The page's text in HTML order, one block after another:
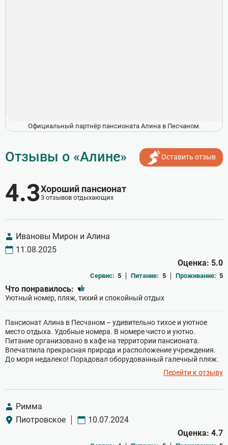
Официальный партнёр пансионата Алина в Песчаном.
Отзывы о «Алине» Оставить отзыв
4.3Хороший пансионат
3 отзывов отдыхающих
Ивановы Мирон и Алина
11.08.2025
Оценка: 5.0
Сервис: 5 Питание: 5 Проживание: 5
Что понравилось:
Уютный номер, пляж, тихий и спокойный отдых
Пансионат Алина в Песчаном – удивительно тихое и уютное
место отдыха. Удобные номера. В номере чисто и уютно.
Питание организовано в кафе на территории пансионата.
Впечатлила прекрасная природа и расположение учреждения.
До моря недалеко! Порадовал оборудованный галечный пляж.
Перейти к отзыву
Римма
Пиотровское
10.07.2024
Оценка: 4.7